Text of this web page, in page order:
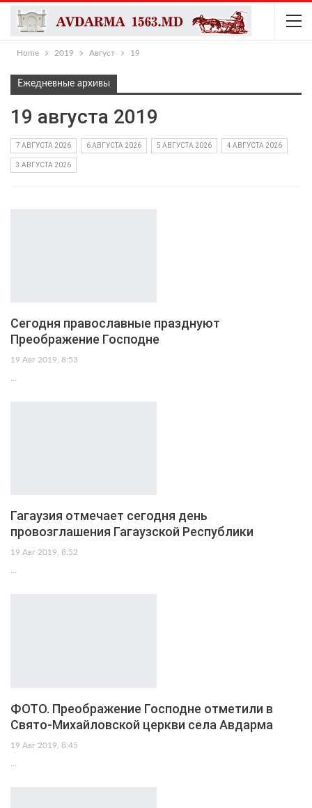
Home 2019 Август 19
Ежедневные архивы
19 августа 2019
7 АВГУСТА 2026 6 АВГУСТА 2026 5 АВГУСТА 2026 4 АВГУСТА 2026
3 АВГУСТА 2026
Сегодня православные празднуют
Преображение Господне
19 Авг 2019, 8:53
…
Гагаузия отмечает сегодня день
провозглашения Гагаузской Республики
19 Авг 2019, 8:52
…
ФОТО. Преображение Господне отметили в
Свято-Михайловской церкви села Авдарма
19 Авг 2019, 8:45